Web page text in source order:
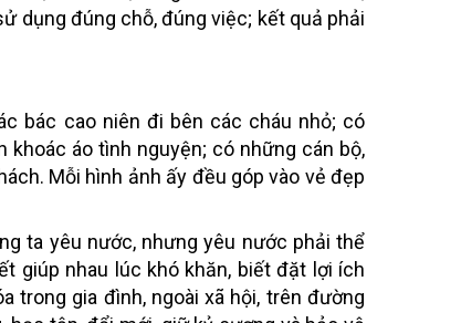
dụng đúng chỗ, đúng việc; kết quả phải
bác cao niên đi bên các cháu nhỏ; có
áo tình nguyện; có những cán bộ,
Mỗi hình ảnh ấy đều góp vào vẻ đẹp
ta yêu nước, nhưng yêu nước phải thể
giúp nhau lúc khó khăn, biết đặt lợi ích
trong gia đình, ngoài xã hội, trên đường